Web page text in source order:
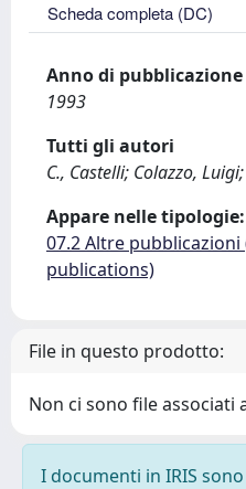
Scheda completa (DC)
Anno di
1993
Tutti gli autori
C., Castelli; Colazzo,
Appare nelle tipologie:
07.2 Altre
publications)
File in questo prodotto:
Non ci sono file associati
I documenti in IRIS